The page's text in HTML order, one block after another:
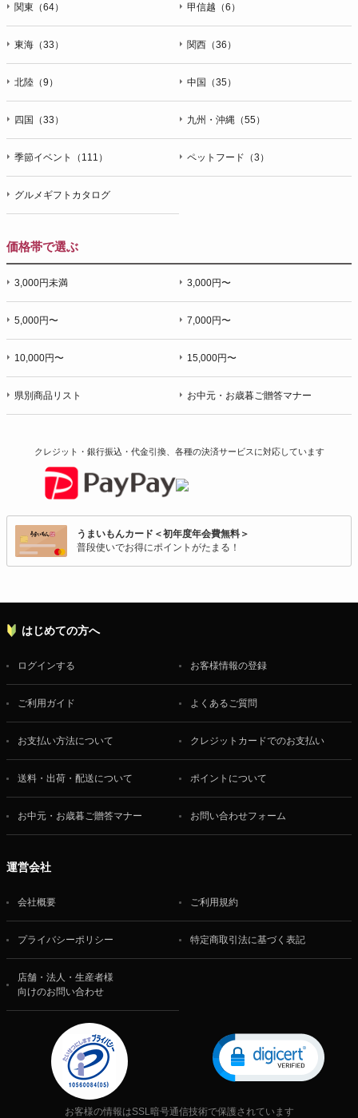
関東（64） 甲信越（6）
東海（33） 関西（36）
北陸（9） 中国（35）
四国（33） 九州・沖縄（55）
季節イベント（111） ペットフード（3）
グルメギフトカタログ
価格帯で選ぶ
3,000円未満 3,000円〜
5,000円〜 7,000円〜
10,000円〜 15,000円〜
県別商品リスト お中元・お歳暮ご贈答マナー
クレジット・銀行振込・代金引換、各種の決済サービスに対応しています
うまいもんカード＜初年度年会費無料＞
普段使いでお得にポイントがたまる！
はじめての方へ
ログインする お客様情報の登録
ご利用ガイド よくあるご質問
お支払い方法について クレジットカードでのお支払い
送料・出荷・配送について ポイントについて
お中元・お歳暮ご贈答マナー お問い合わせフォーム
運営会社
会社概要 ご利用規約
プライバシーポリシー 特定商取引法に基づく表記
店舗・法人・生産者様
向けのお問い合わせ
お客様の情報はSSL暗号通信技術で保護されています